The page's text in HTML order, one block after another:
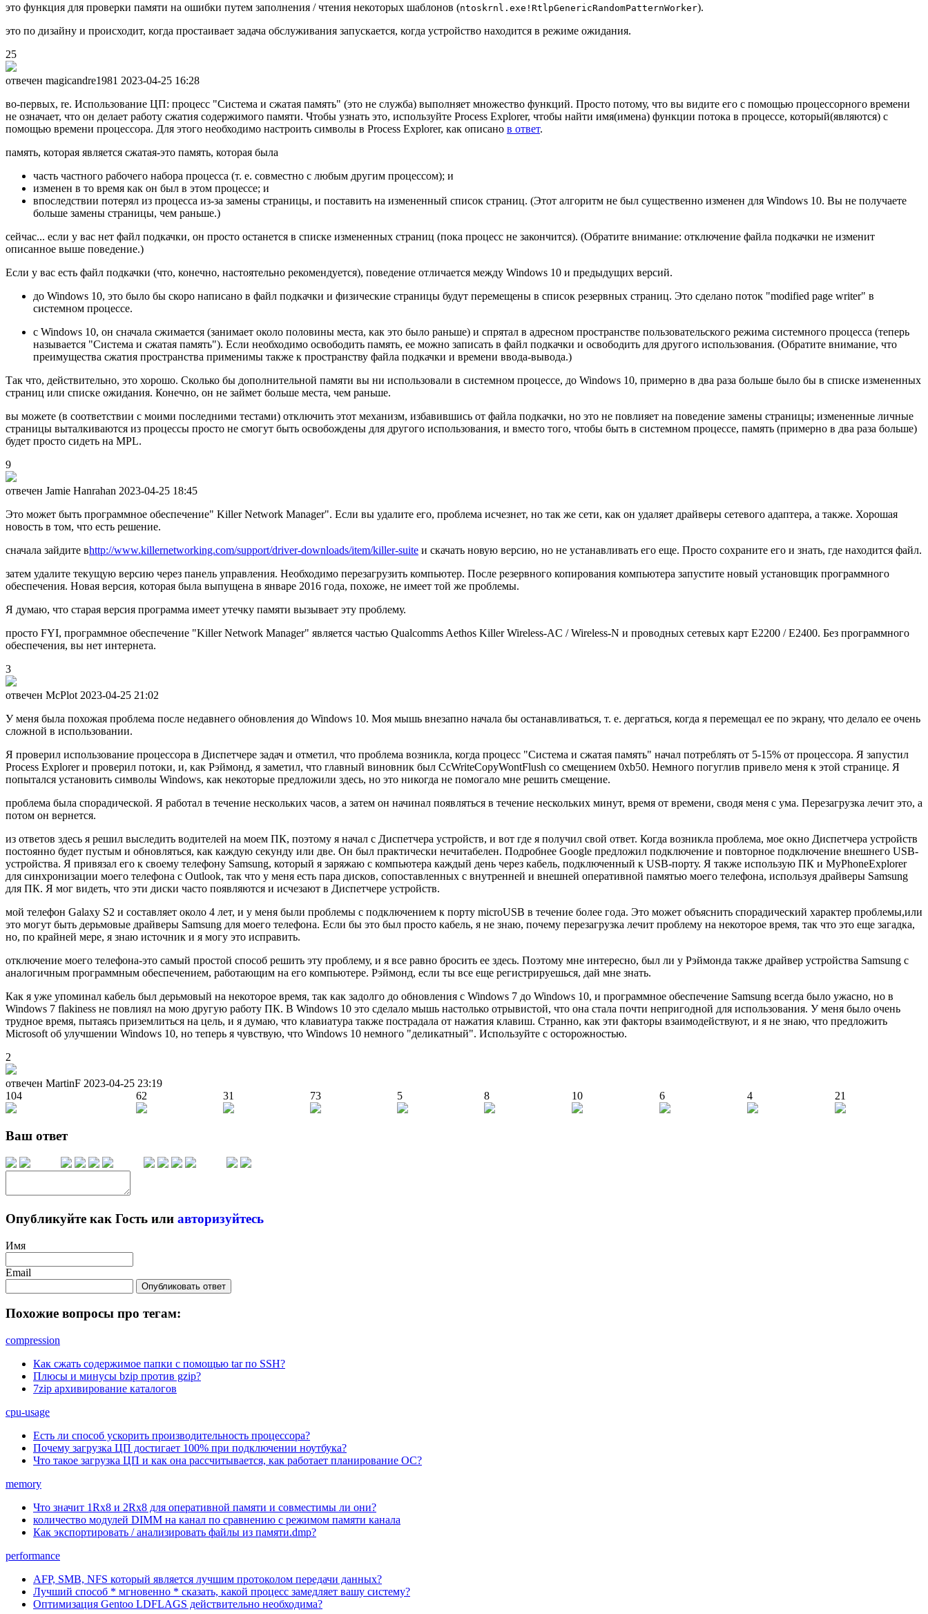
это функция для проверки памяти на ошибки путем заполнения / чтения некоторых шаблонов (ntoskrnl.exe!RtlpGenericRandomPatternWorker).
это по дизайну и происходит, когда простаивает задача обслуживания запускается, когда устройство находится в режиме ожидания.
25
отвечен magicandre1981 2023-04-25 16:28
во-первых, re. Использование ЦП: процесс "Система и сжатая память" (это не служба) выполняет множество функций. Просто потому, что вы видите его с помощью процессорного времени
не означает, что он делает работу сжатия содержимого памяти. Чтобы узнать это, используйте Process Explorer, чтобы найти имя(имена) функции потока в процессе, который(являются) с
помощью времени процессора. Для этого необходимо настроить символы в Process Explorer, как описано в ответ.
память, которая является сжатая-это память, которая была
часть частного рабочего набора процесса (т. е. совместно с любым другим процессом); и
изменен в то время как он был в этом процессе; и
впоследствии потерял из процесса из-за замены страницы, и поставить на измененный список страниц. (Этот алгоритм не был существенно изменен для Windows 10. Вы не получаете
больше замены страницы, чем раньше.)
сейчас... если у вас нет файл подкачки, он просто останется в списке измененных страниц (пока процесс не закончится). (Обратите внимание: отключение файла подкачки не изменит
описанное выше поведение.)
Если у вас есть файл подкачки (что, конечно, настоятельно рекомендуется), поведение отличается между Windows 10 и предыдущих версий.
до Windows 10, это было бы скоро написано в файл подкачки и физические страницы будут перемещены в список резервных страниц. Это сделано поток "modified page writer" в
системном процессе.
с Windows 10, он сначала сжимается (занимает около половины места, как это было раньше) и спрятал в адресном пространстве пользовательского режима системного процесса (теперь
называется "Система и сжатая память"). Если необходимо освободить память, ее можно записать в файл подкачки и освободить для другого использования. (Обратите внимание, что
преимущества сжатия пространства применимы также к пространству файла подкачки и времени ввода-вывода.)
Так что, действительно, это хорошо. Сколько бы дополнительной памяти вы ни использовали в системном процессе, до Windows 10, примерно в два раза больше было бы в списке измененных
страниц или списке ожидания. Конечно, он не займет больше места, чем раньше.
вы можете (в соответствии с моими последними тестами) отключить этот механизм, избавившись от файла подкачки, но это не повлияет на поведение замены страницы; измененные личные
страницы выталкиваются из процессы просто не смогут быть освобождены для другого использования, и вместо того, чтобы быть в системном процессе, память (примерно в два раза больше)
будет просто сидеть на MPL.
9
отвечен Jamie Hanrahan 2023-04-25 18:45
Это может быть программное обеспечение" Killer Network Manager". Если вы удалите его, проблема исчезнет, но так же сети, как он удаляет драйверы сетевого адаптера, а также. Хорошая
новость в том, что есть решение.
сначала зайдите вhttp://www.killernetworking.com/support/driver-downloads/item/killer-suite и скачать новую версию, но не устанавливать его еще. Просто сохраните его и знать, где находится файл.
затем удалите текущую версию через панель управления. Необходимо перезагрузить компьютер. После резервного копирования компьютера запустите новый установщик программного
обеспечения. Новая версия, которая была выпущена в январе 2016 года, похоже, не имеет той же проблемы.
Я думаю, что старая версия программа имеет утечку памяти вызывает эту проблему.
просто FYI, программное обеспечение "Killer Network Manager" является частью Qualcomms Aethos Killer Wireless-AC / Wireless-N и проводных сетевых карт E2200 / E2400. Без программного
обеспечения, вы нет интернета.
3
отвечен McPlot 2023-04-25 21:02
У меня была похожая проблема после недавнего обновления до Windows 10. Моя мышь внезапно начала бы останавливаться, т. е. дергаться, когда я перемещал ее по экрану, что делало ее очень
сложной в использовании.
Я проверил использование процессора в Диспетчере задач и отметил, что проблема возникла, когда процесс "Система и сжатая память" начал потреблять от 5-15% от процессора. Я запустил
Process Explorer и проверил потоки, и, как Рэймонд, я заметил, что главный виновник был CcWriteCopyWontFlush со смещением 0xb50. Немного погуглив привело меня к этой странице. Я
попытался установить символы Windows, как некоторые предложили здесь, но это никогда не помогало мне решить смещение.
проблема была спорадической. Я работал в течение нескольких часов, а затем он начинал появляться в течение нескольких минут, время от времени, сводя меня с ума. Перезагрузка лечит это, а
потом он вернется.
из ответов здесь я решил выследить водителей на моем ПК, поэтому я начал с Диспетчера устройств, и вот где я получил свой ответ. Когда возникла проблема, мое окно Диспетчера устройств
постоянно будет пустым и обновляться, как каждую секунду или две. Он был практически нечитабелен. Подробнее Google предложил подключение и повторное подключение внешнего USB-
устройства. Я привязал его к своему телефону Samsung, который я заряжаю с компьютера каждый день через кабель, подключенный к USB-порту. Я также использую ПК и MyPhoneExplorer
для синхронизации моего телефона с Outlook, так что у меня есть пара дисков, сопоставленных с внутренней и внешней оперативной памятью моего телефона, используя драйверы Samsung
для ПК. Я мог видеть, что эти диски часто появляются и исчезают в Диспетчере устройств.
мой телефон Galaxy S2 и составляет около 4 лет, и у меня были проблемы с подключением к порту microUSB в течение более года. Это может объяснить спорадический характер проблемы,или
это могут быть дерьмовые драйверы Samsung для моего телефона. Если бы это был просто кабель, я не знаю, почему перезагрузка лечит проблему на некоторое время, так что это еще загадка,
но, по крайней мере, я знаю источник и я могу это исправить.
отключение моего телефона-это самый простой способ решить эту проблему, и я все равно бросить ее здесь. Поэтому мне интересно, был ли у Рэймонда также драйвер устройства Samsung с
аналогичным программным обеспечением, работающим на его компьютере. Рэймонд, если ты все еще регистрируешься, дай мне знать.
Как я уже упоминал кабель был дерьмовый на некоторое время, так как задолго до обновления с Windows 7 до Windows 10, и программное обеспечение Samsung всегда было ужасно, но в
Windows 7 flakiness не повлиял на мою другую работу ПК. В Windows 10 это сделало мышь настолько отрывистой, что она стала почти непригодной для использования. У меня было очень
трудное время, пытаясь приземлиться на цель, и я думаю, что клавиатура также пострадала от нажатия клавиш. Странно, как эти факторы взаимодействуют, и я не знаю, что предложить
Microsoft об улучшении Windows 10, но теперь я чувствую, что Windows 10 немного "деликатный". Используйте с осторожностью.
2
отвечен MartinF 2023-04-25 23:19
104
62 31 73 5 8 10 6 4 21
Ваш ответ
Опубликуйте как Гость или авторизуйтесь
Имя
Email
Опубликовать ответ
Похожие вопросы про тегам:
compression
Как сжать содержимое папки с помощью tar по SSH?
Плюсы и минусы bzip против gzip?
7zip архивирование каталогов
cpu-usage
Есть ли способ ускорить производительность процессора?
Почему загрузка ЦП достигает 100% при подключении ноутбука?
Что такое загрузка ЦП и как она рассчитывается, как работает планирование ОС?
memory
Что значит 1Rx8 и 2Rx8 для оперативной памяти и совместимы ли они?
количество модулей DIMM на канал по сравнению с режимом памяти канала
Как экспортировать / анализировать файлы из памяти.dmp?
performance
AFP, SMB, NFS который является лучшим протоколом передачи данных?
Лучший способ * мгновенно * сказать, какой процесс замедляет вашу систему?
Оптимизация Gentoo LDFLAGS действительно необходима?